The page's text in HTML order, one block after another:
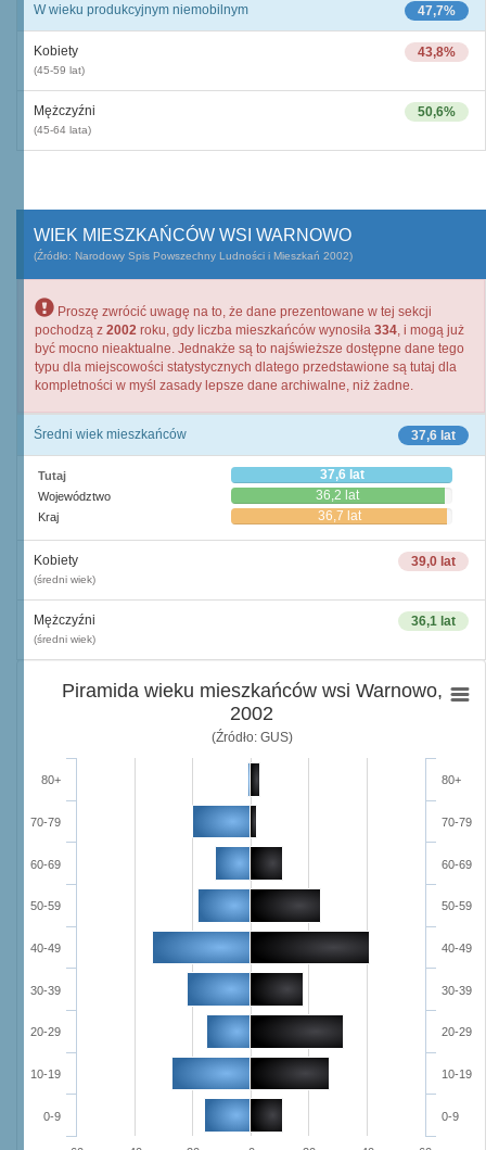
47,7%
W wieku produkcyjnym niemobilnym
43,8%
Kobiety
(45-59 lat)
50,6%
Mężczyźni
(45-64 lata)
WIEK MIESZKAŃCÓW WSI WARNOWO
(Źródło: Narodowy Spis Powszechny Ludności i Mieszkań 2002)
Proszę zwrócić uwagę na to, że dane prezentowane w tej sekcji
pochodzą z 2002 roku, gdy liczba mieszkańców wynosiła 334, i mogą już
być mocno nieaktualne. Jednakże są to najświeższe dostępne dane tego
typu dla miejscowości statystycznych dlatego przedstawione są tutaj dla
kompletności w myśl zasady lepsze dane archiwalne, niż żadne.
37,6 lat
Średni wiek mieszkańców
Tutaj 37,6 lat
Województwo 36,2 lat
Kraj 36,7 lat
39,0 lat
Kobiety
(średni wiek)
36,1 lat
Mężczyźni
(średni wiek)
Piramida wieku mieszkańców wsi Warnowo,
2002
(Źródło: GUS)
0-9
10-19
20-29
30-39
40-49
50-59
60-69
70-79
80+
0-9
10-19
20-29
30-39
40-49
50-59
60-69
70-79
80+